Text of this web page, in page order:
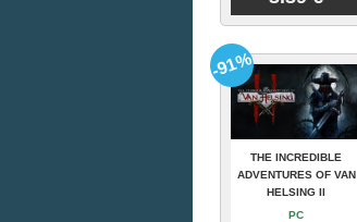
THE INCREDIBLE
ADVENTURES OF VAN
HELSING II
PC
-91%